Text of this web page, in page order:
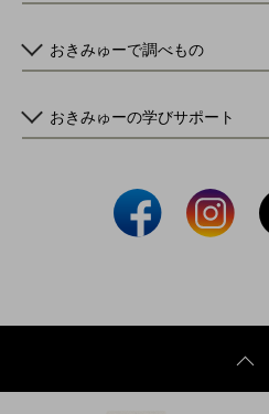
おきみゅーで調べもの
おきみゅーの学びサポート